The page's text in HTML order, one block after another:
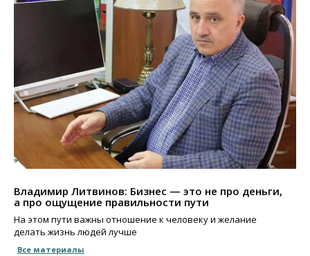
Владимир Литвинов: Бизнес — это не про деньги,
а про ощущение правильности пути
На этом пути важны отношение к человеку и желание
делать жизнь людей лучше
Все материалы